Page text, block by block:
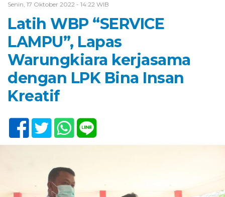
Senin, 17 Oktober 2022 - 14:22 WIB
Latih WBP “SERVICE
LAMPU”, Lapas
Warungkiara kerjasama
dengan LPK Bina Insan
Kreatif